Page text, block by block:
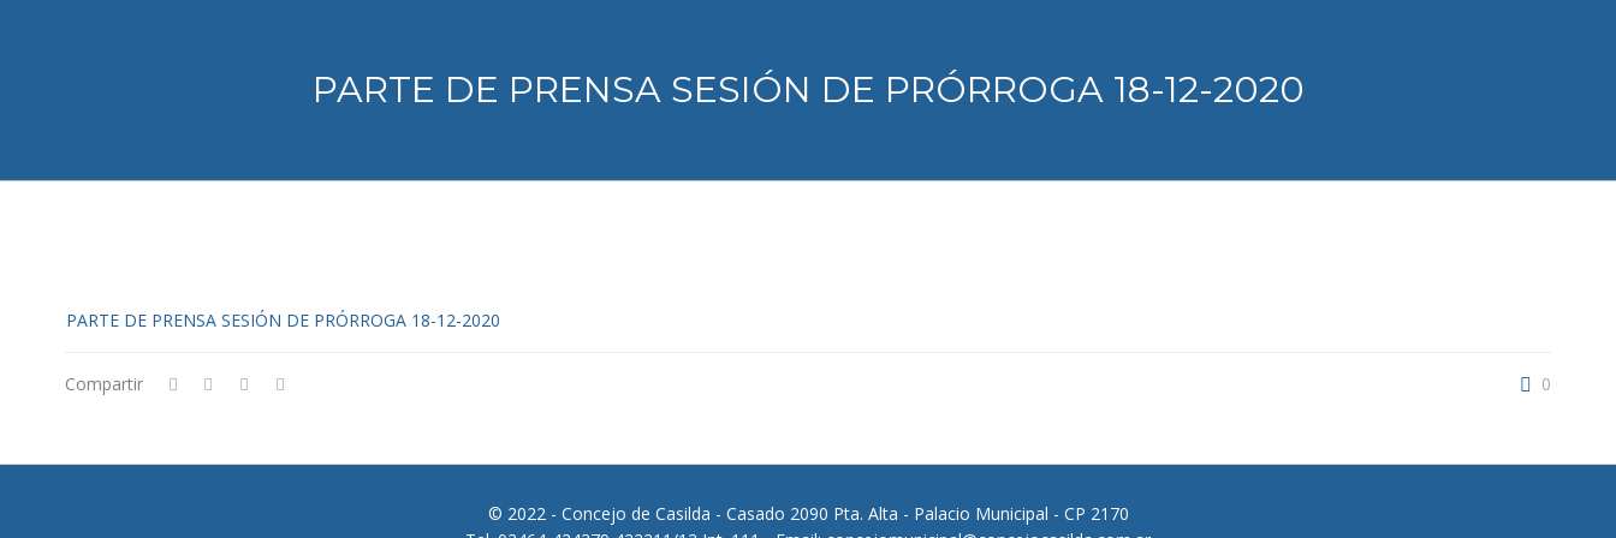
PARTE DE PRENSA SESIÓN DE PRÓRROGA 18-12-2020
PARTE DE PRENSA SESIÓN DE PRÓRROGA 18-12-2020
Compartir 0
© 2022 - Concejo de Casilda - Casado 2090 Pta. Alta - Palacio Municipal - CP 2170